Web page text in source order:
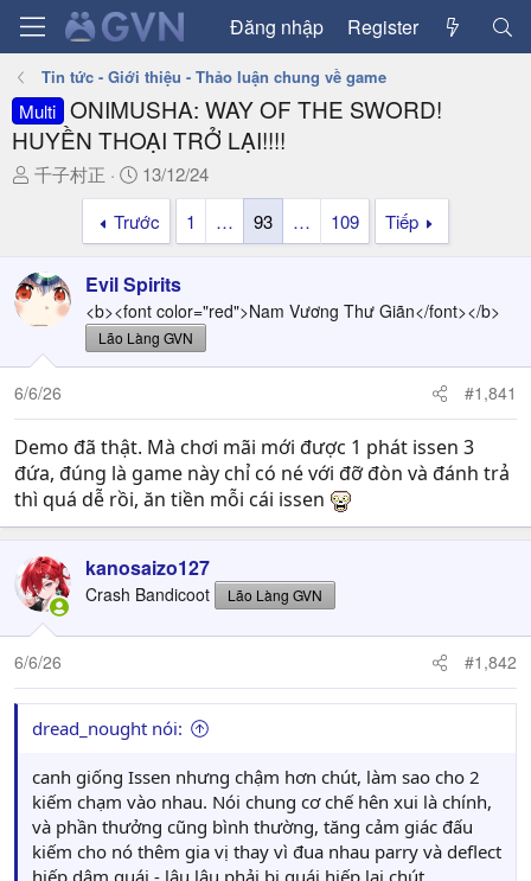
Đăng nhập Register
Tin tức - Giới thiệu - Thảo luận chung về game
Multi ONIMUSHA: WAY OF THE SWORD!
HUYỀN THOẠI TRỞ LẠI!!!!
T
a
d
s
a
r
t
e
r
千子村正
N
g
à
y
g
ử
i
13/12/24
Trước
1 … 93 … 109 Tiếp
Evil Spirits
<b><font color="red">Nam Vương Thư Giãn</font></b>
Lão Làng GVN
6/6/26 #1,841
Demo đã thật. Mà chơi mãi mới được 1 phát issen 3
đứa, đúng là game này chỉ có né với đỡ đòn và đánh trả
thì quá dễ rồi, ăn tiền mỗi cái issen
kanosaizo127
Crash Bandicoot Lão Làng GVN
6/6/26 #1,842
dread_nought nói:
canh giống Issen nhưng chậm hơn chút, làm sao cho 2
kiếm chạm vào nhau. Nói chung cơ chế hên xui là chính,
và phần thưởng cũng bình thường, tăng cảm giác đấu
kiếm cho nó thêm gia vị thay vì đua nhau parry và deflect
hiếp dâm quái - lâu lâu phải bị quái hiếp lại chút.